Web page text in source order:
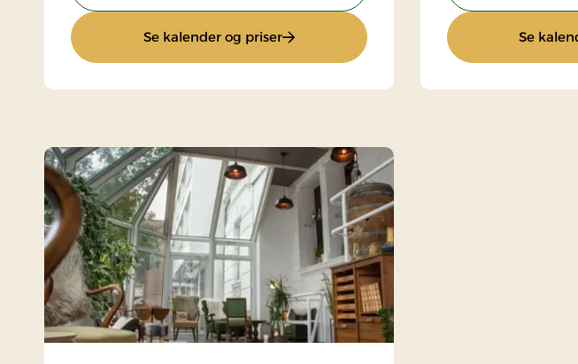
Se kalender og priser: Getaway i Børnehøjde Se